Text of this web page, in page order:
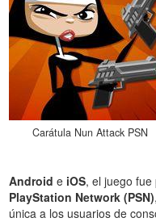
Carátula Nun Attack PSN
Android e iOS, el juego
PlayStation Network (PSN)
única a los usuarios de